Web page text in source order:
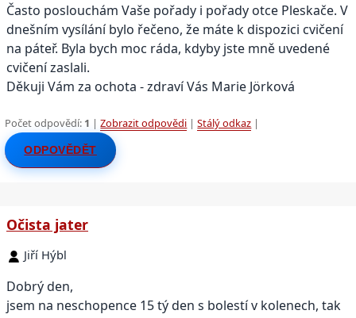
Často poslouchám Vaše pořady i pořady otce Pleskače. V
dnešním vysílání bylo řečeno, že máte k dispozici cvičení
na páteř. Byla bych moc ráda, kdyby jste mně uvedené
cvičení zaslali.
Děkuji Vám za ochota - zdraví Vás Marie Jörková
Počet odpovědí: 1 |Zobrazit odpovědi |Stálý odkaz |
ODPOVĚDĚT
Očista jater
Jiří Hýbl
Dobrý den,
jsem na neschopence 15 tý den s bolestí v kolenech, tak